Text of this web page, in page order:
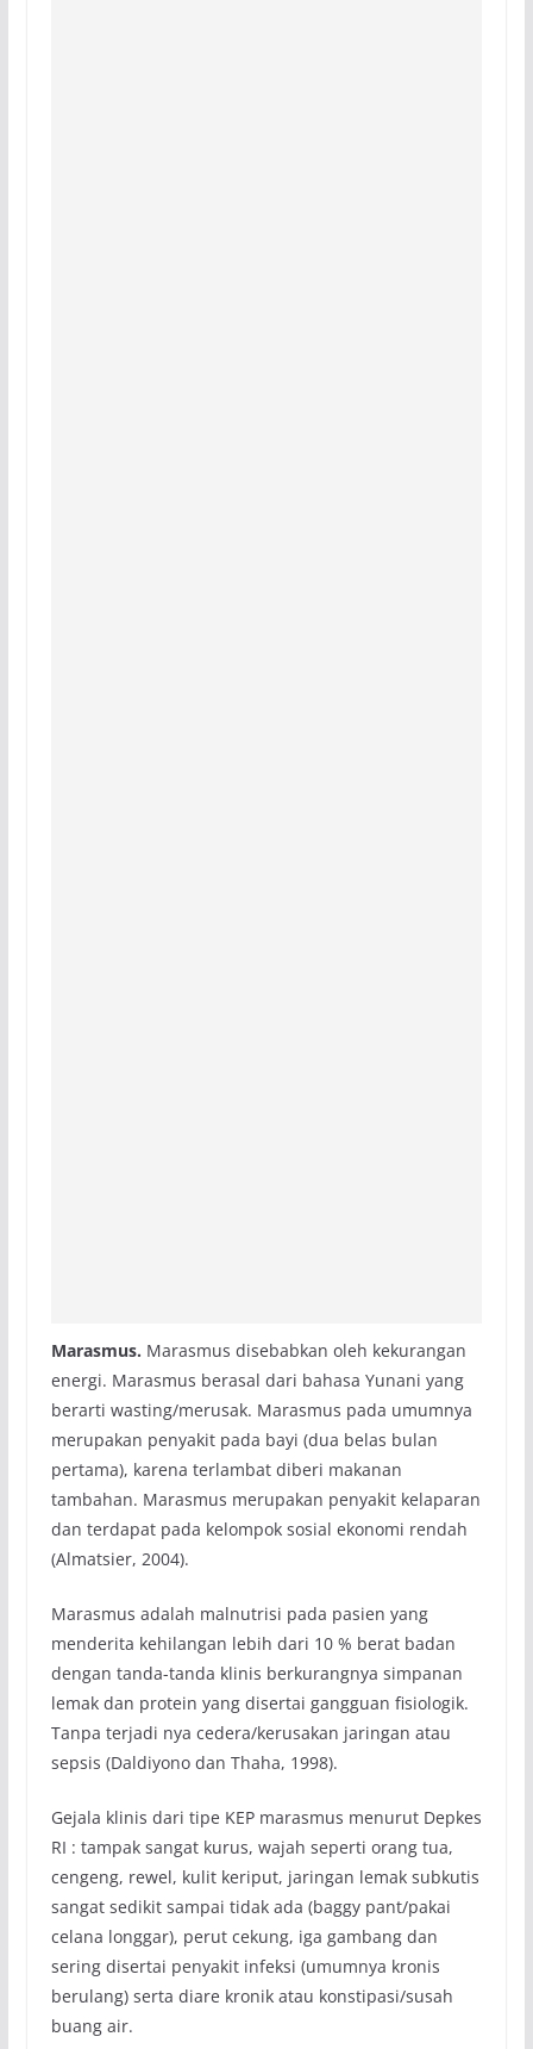
Marasmus. Marasmus disebabkan oleh kekurangan
energi. Marasmus berasal dari bahasa Yunani yang
berarti wasting/merusak. Marasmus pada umumnya
merupakan penyakit pada bayi (dua belas bulan
pertama), karena terlambat diberi makanan
tambahan. Marasmus merupakan penyakit kelaparan
dan terdapat pada kelompok sosial ekonomi rendah
(Almatsier, 2004).
Marasmus adalah malnutrisi pada pasien yang
menderita kehilangan lebih dari 10 % berat badan
dengan tanda-tanda klinis berkurangnya simpanan
lemak dan protein yang disertai gangguan fisiologik.
Tanpa terjadi nya cedera/kerusakan jaringan atau
sepsis (Daldiyono dan Thaha, 1998).
Gejala klinis dari tipe KEP marasmus menurut Depkes
RI : tampak sangat kurus, wajah seperti orang tua,
cengeng, rewel, kulit keriput, jaringan lemak subkutis
sangat sedikit sampai tidak ada (baggy pant/pakai
celana longgar), perut cekung, iga gambang dan
sering disertai penyakit infeksi (umumnya kronis
berulang) serta diare kronik atau konstipasi/susah
buang air.